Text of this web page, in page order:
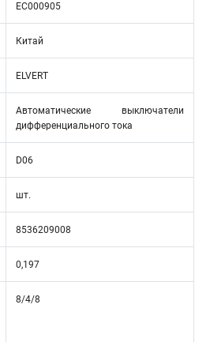
EC000905
Китай
ELVERT
Автоматические выключатели
дифференциального тока
D06
шт.
8536209008
0,197
8/4/8